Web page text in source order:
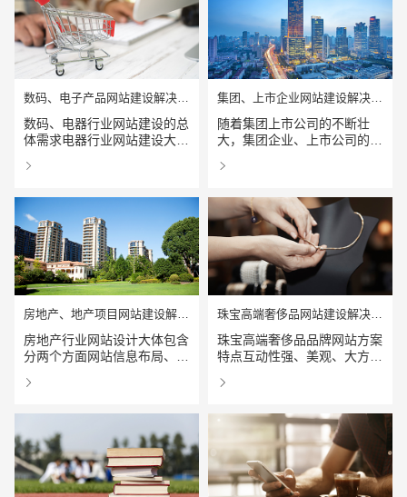
数码、电子产品网站建设解决方案
数码、电器行业网站建设的总
体需求电器行业网站建设大都
灵活变通性为原则，为公司网
自主更新维护的动态空间和发
挥余地，去完善办好他们的网
站，达到一次投资，长期受
益，降低成本的根本目的。
查看详情
随着集团上市公司的不断壮
大，集团企业、上市公司的信
体、上级领导、内部员工、投
供应商等目标人群并与他们进
行沟通,如何满足这些人群的
需求，这是集团企业需要解决
的问题。无疑，网站便是有
效、直接、权威的信息发布平
台。如何建造一个既符合企业
的网络平台，便成了集团上市
公司树立良好网络形象的重重
之重。
查看详情
房地产、地产项目网站建设解决方案
房地产行业网站设计大体包含
分两个方面网站信息布局、网
地产企业网站建设方案，网站
网络营销工具和网上销售渠
道。房地产行业网站的规划特
点
查看详情
珠宝高端奢侈品网站建设解决方案
珠宝高端奢侈品品牌网站方案
特点互动性强、美观、大方、
用与化妆品、珠宝首饰、高档
业。珠宝高端奢侈品品牌网站
行业背景奢侈品企业以品牌战
略为核心，大多以发展加盟商
为手段，所以此类企业拥有以
下要求：
查看详情
请输入您的公司名称 名字
电话 微信号